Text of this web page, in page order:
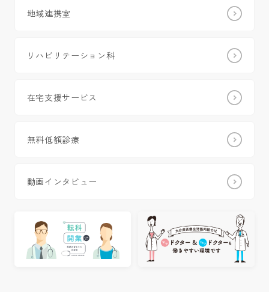
地域連携室
リハビリテーション科
在宅支援サービス
無料低額診療
動画インタビュー